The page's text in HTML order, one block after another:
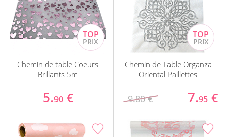
Chemin de table Coeurs
Brillants 5m
5.90 €
Chemin de Table Organza
Oriental Paillettes
9.80 € 7.95 €